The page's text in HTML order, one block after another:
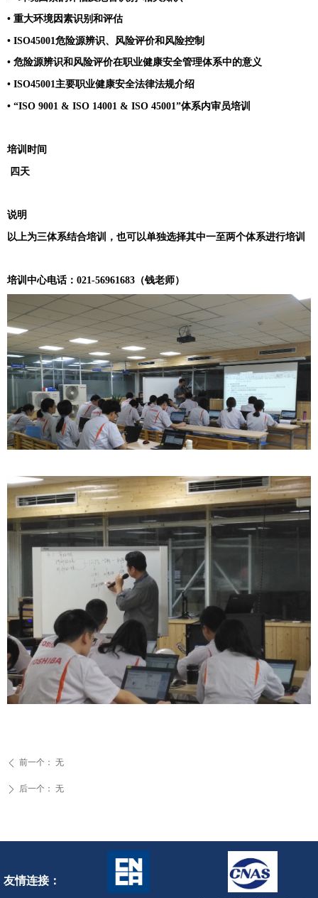
• 重大环境因素识别和评估
• ISO45001危险源辨识、风险评价和风险控制
• 危险源辨识和风险评价在职业健康安全管理体系中的意义
• ISO45001主要职业健康安全法律法规介绍
• “ISO 9001 & ISO 14001 & ISO 45001”体系内审员培训
培训时间
四天
说明
以上为三体系结合培训，也可以单独选择其中一至两个体系进行培训
培训中心电话：021-56961683（钱老师）
ꄴ 前一个： 无
ꄲ 后一个： 无
友情连接：